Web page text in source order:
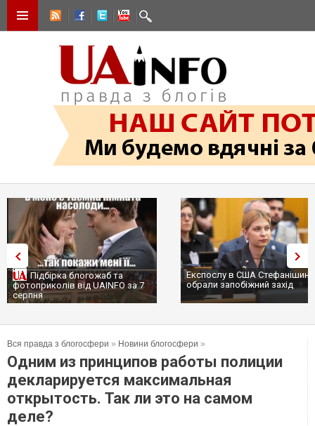
Підбірка блогожаб та
фотоприколів від UAINFO за 7
серпня
Експослу в США
обрали запобіжний захід
Вся правда з блогосфери » Новини блогосфери »
Одним из принципов работы полиции
декларируется максимальная
открытость. Так ли это на самом
деле?